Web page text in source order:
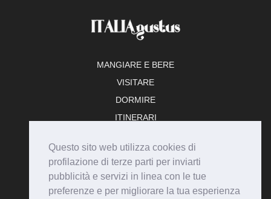
Questo sito web utilizza cookies di
profilazione di terze parti per inviarti
pubblicità e servizi in linea con le tue
preferenze e per migliorare la tua esperienza
MANGIARE E BERE
VISITARE
DORMIRE
ITINERARI
ADERISCI